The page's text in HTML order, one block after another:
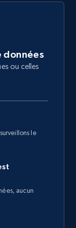
données
ou celles
le
aucun